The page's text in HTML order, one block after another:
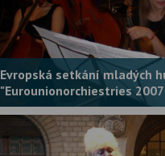
Evropská setkání mladých
"Eurounionorchiestries 2007